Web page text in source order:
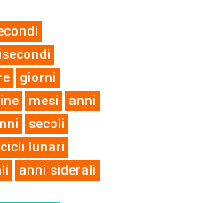
giorni
mesi
anni
secoli
cicli lunari
anni siderali